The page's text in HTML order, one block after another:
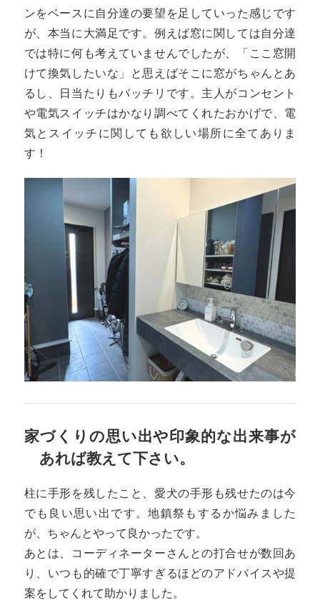
ンをベースに自分達の要望を足していった感じです
が、本当に大満足です。例えば窓に関しては自分達
では特に何も考えていませんでしたが、「ここ窓開
けて換気したいな」と思えばそこに窓がちゃんとあ
るし、日当たりもバッチリです。主人がコンセント
や電気スイッチはかなり調べてくれたおかげで、電
気とスイッチに関しても欲しい場所に全てありま
す！
家づくりの思い出や印象的な出来事が
あれば教えて下さい。
柱に手形を残したこと、愛犬の手形も残せたのは今
でも良い思い出です。地鎮祭もするか悩みました
が、ちゃんとやって良かったです。
あとは、コーディネーターさんとの打合せが数回あ
り、いつも的確で丁寧すぎるほどのアドバイスや提
案をしてくれて助かりました。